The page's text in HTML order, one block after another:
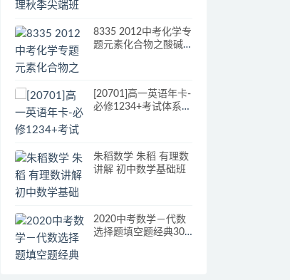
8335 2012中考化学专
题元素化合物之酸碱
[20701]高一英语年卡-
必修1234+考试体系上
朱稻数学 朱稻 有理数
讲解 初中数学基础班
2020中考数学－代数
选择题填空题经典300